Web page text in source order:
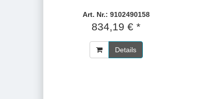
Art. Nr.: 9102490158
834,19 € *
Details